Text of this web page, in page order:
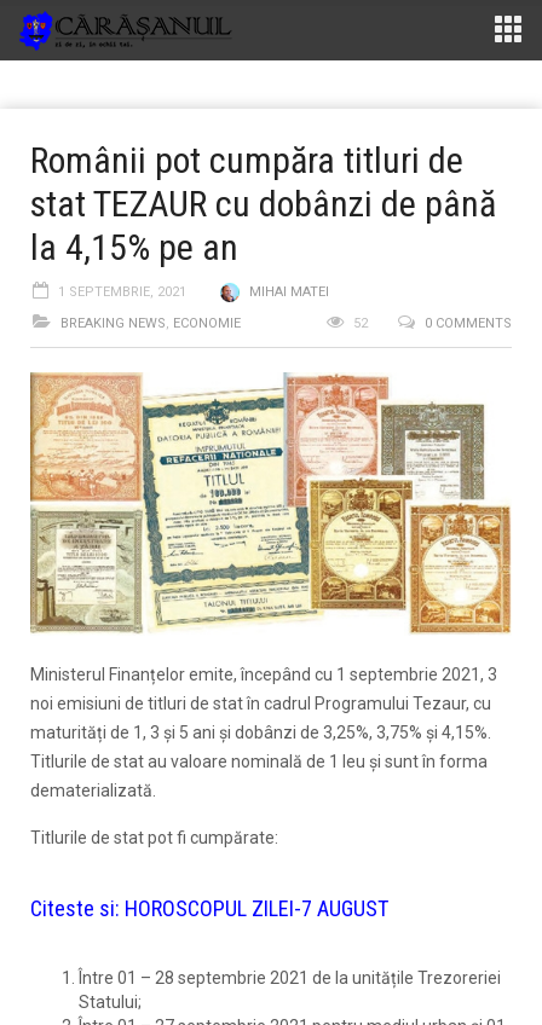
Românii pot cumpăra titluri de
stat TEZAUR cu dobânzi de până
la 4,15% pe an
1 SEPTEMBRIE, 2021
MIHAI MATEI
BREAKING NEWS, ECONOMIE 0 COMMENTS
52
Ministerul Finanțelor emite, începând cu 1 septembrie 2021, 3
noi emisiuni de titluri de stat în cadrul Programului Tezaur, cu
maturități de 1, 3 și 5 ani și dobânzi de 3,25%, 3,75% și 4,15%.
Titlurile de stat au valoare nominală de 1 leu și sunt în forma
dematerializată.
Titlurile de stat pot fi cumpărate:
Citeste si: HOROSCOPUL ZILEI-7 AUGUST
Între 01 – 28 septembrie 2021 de la unitățile Trezoreriei
Statului;